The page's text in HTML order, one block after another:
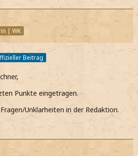
| WK
Beitrag
Punkte eingetragen.
Unklarheiten in der Redaktion.